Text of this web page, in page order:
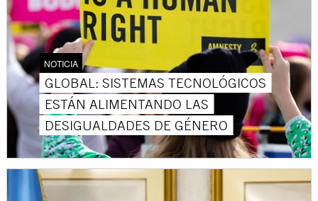
NOTICIA
GLOBAL: SISTEMAS TECNOLÓGICOS
ESTÁN ALIMENTANDO LAS
DESIGUALDADES DE GÉNERO